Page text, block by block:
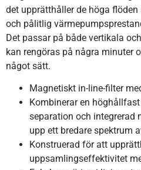
det upprätthåller de höga
och pålitlig
Det passar på både vertikala
kan rengöras på några minuter
något sätt.
Magnetiskt in-line-filter
Kombinerar en
separation och integrerad
upp ett bredare spektrum
Konstruerad för att
uppsamlingseffektivitet